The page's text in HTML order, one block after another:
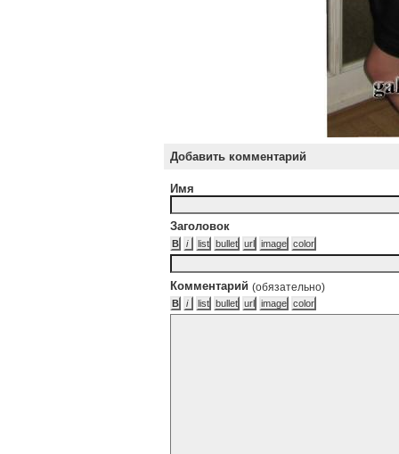
Добавить комментарий
Имя
Заголовок
Комментарий (обязательно)